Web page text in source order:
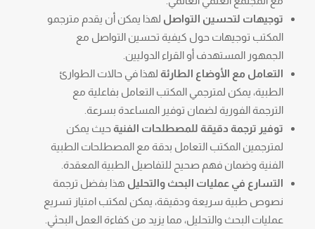
توجيهات لتحسين التواصل لهذا يمكن أن يقدم مترجمو
المكتب توجيهات حول كيفية تحسين التواصل مع
الجمهور المستهدف أو القراء الدوليين.
التعامل مع الأوضاع الطارئة لهذا في حالات الطوارئ
الطبية، يمكن لمترجمي المكتب التعامل بفاعلية مع
الترجمة الفورية لضمان توفير المساعدة بسرعة.
توفير ترجمة دقيقة للمصطلحات الفنية حيث يمكن
لمترجمين المكتب التعامل بدقة مع المصطلحات الطبية
الفنية وضمان فهم صحيح للتفاصيل الطبية المعقدة.
التسارع في عمليات البحث والتحليل هذا بفضل ترجمة
نصوص طبية سريعة ودقيقة، يمكن لمكتب امتياز تسريع
عمليات البحث والتحليل، مما يزيد من كفاءة العمل البحثي.